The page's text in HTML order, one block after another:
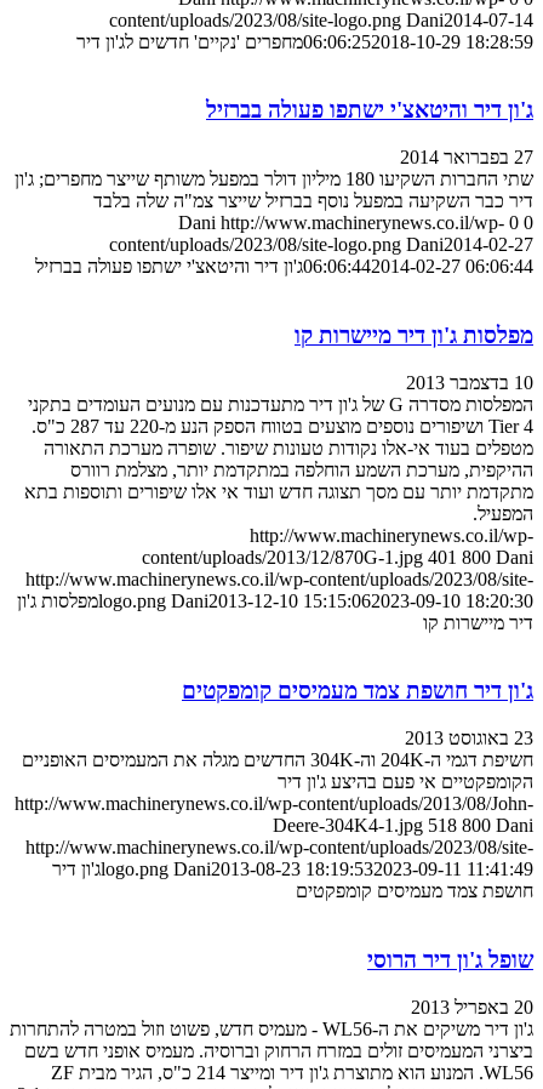
content/uploads/2023/08/site-logo.png Dani2014-07-14
06:06:252018-10-29 18:28:59 מחפרים 'נקיים' חדשים לג'ון דיר
ג'ון דיר והיטאצ'י ישתפו פעולה בברזיל
27 בפברואר 2014
שתי החברות השקיעו 180 מיליון דולר במפעל משותף שייצר מחפרים; ג'ון
דיר כבר השקיעה במפעל נוסף בברזיל שייצר צמ"ה שלה בלבד
0
0
Dani http://www.machinerynews.co.il/wp-
content/uploads/2023/08/site-logo.png Dani2014-02-27
06:06:442014-02-27 06:06:44 ג'ון דיר והיטאצ'י ישתפו פעולה בברזיל
מפלסות ג'ון דיר מיישרות קו
10 בדצמבר 2013
המפלסות מסדרה G של ג'ון דיר מתעדכנות עם מנועים העומדים בתקני
Tier 4 ושיפורים נוספים מוצעים בטווח הספק הנע מ-220 עד 287 כ"ס.
מטפלים בעוד אי-אלו נקודות טעונות שיפור. שופרה מערכת התאורה
ההיקפית, מערכת השמע הוחלפה במתקדמת יותר, מצלמת רוורס
מתקדמת יותר עם מסך תצוגה חדש ועוד אי אלו שיפורים ותוספות בתא
המפעיל.
http://www.machinerynews.co.il/wp-
content/uploads/2013/12/870G-1.jpg 401 800 Dani
http://www.machinerynews.co.il/wp-content/uploads/2023/08/site-
logo.png Dani2013-12-10 15:15:062023-09-10 18:20:30
מפלסות ג'ון
דיר מיישרות קו
ג'ון דיר חושפת צמד מעמיסים קומפקטים
23 באוגוסט 2013
חשיפת דגמי ה-204K וה-304K החדשים מגלה את המעמיסים האופניים
הקומפקטיים אי פעם בהיצע ג'ון דיר
http://www.machinerynews.co.il/wp-content/uploads/2013/08/John-
Deere-304K4-1.jpg 518 800 Dani
http://www.machinerynews.co.il/wp-content/uploads/2023/08/site-
logo.png Dani2013-08-23 18:19:532023-09-11 11:41:49
ג'ון דיר
חושפת צמד מעמיסים קומפקטים
שופל ג'ון דיר הרוסי
20 באפריל 2013
ג'ון דיר משיקים את ה-WL56 - מעמיס חדש, פשוט וזול במטרה להתחרות
ביצרני המעמיסים זולים במזרח הרחוק וברוסיה. מעמיס אופני חדש בשם
WL56. המנוע הוא מתוצרת ג'ון דיר ומייצר 214 כ"ס, הגיר מבית ZF